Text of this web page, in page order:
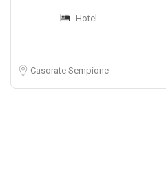
Hotel
Casorate Sempione